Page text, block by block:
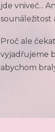
jde vniveč...
sounáležitost
Proč ale
vyjadřujeme
abychom